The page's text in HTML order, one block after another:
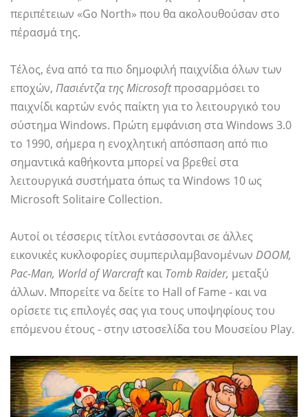
περιπέτειων «Go North» που θα ακολουθούσαν στο
πέρασμά της.
Τέλος, ένα από τα πιο δημοφιλή παιχνίδια όλων των
εποχών, Πασιέντζα της Microsoftπροσαρμόσει το
παιχνίδι καρτών ενός παίκτη για το λειτουργικό του
σύστημα Windows. Πρώτη εμφάνιση στα Windows 3.0
το 1990, σήμερα η ενοχλητική απόσπαση από πιο
σημαντικά καθήκοντα μπορεί να βρεθεί στα
λειτουργικά συστήματα όπως τα Windows 10 ως
Microsoft Solitaire Collection.
Αυτοί οι τέσσερις τίτλοι εντάσσονται σε άλλες
εικονικές κυκλοφορίες συμπεριλαμβανομένων DOOM,
Pac-Man, World of Warcraftκαι Tomb Raider, μεταξύ
άλλων. Μπορείτε να δείτε το Hall of Fame - και να
ορίσετε τις επιλογές σας για τους υποψηφίους του
επόμενου έτους - στην ιστοσελίδα του Μουσείου Play.